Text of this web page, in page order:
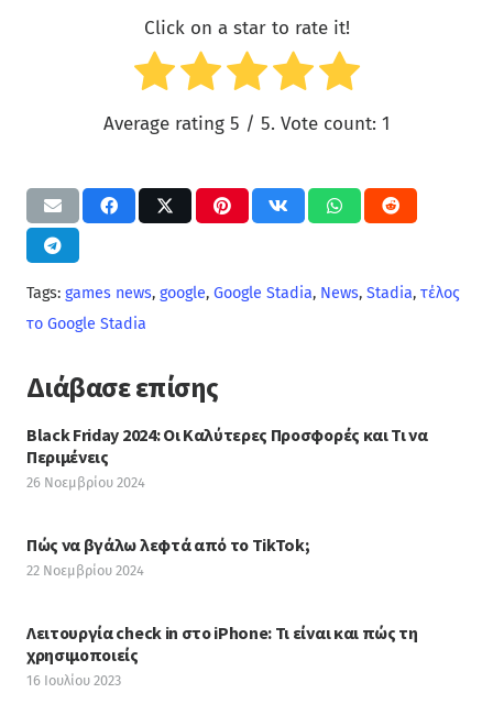
Click on a star to rate it!
Average rating 5 / 5. Vote count: 1
Tags: games news, google, Google Stadia, News, Stadia, τέλος
το Google Stadia
Διάβασε επίσης
Black Friday 2024: Οι Καλύτερες Προσφορές και Τι να
Περιμένεις
26 Νοεμβρίου 2024
Πώς να βγάλω λεφτά από το TikTok;
22 Νοεμβρίου 2024
Λειτουργία check in στο iPhone: Τι είναι και πώς τη
χρησιμοποιείς
16 Ιουλίου 2023